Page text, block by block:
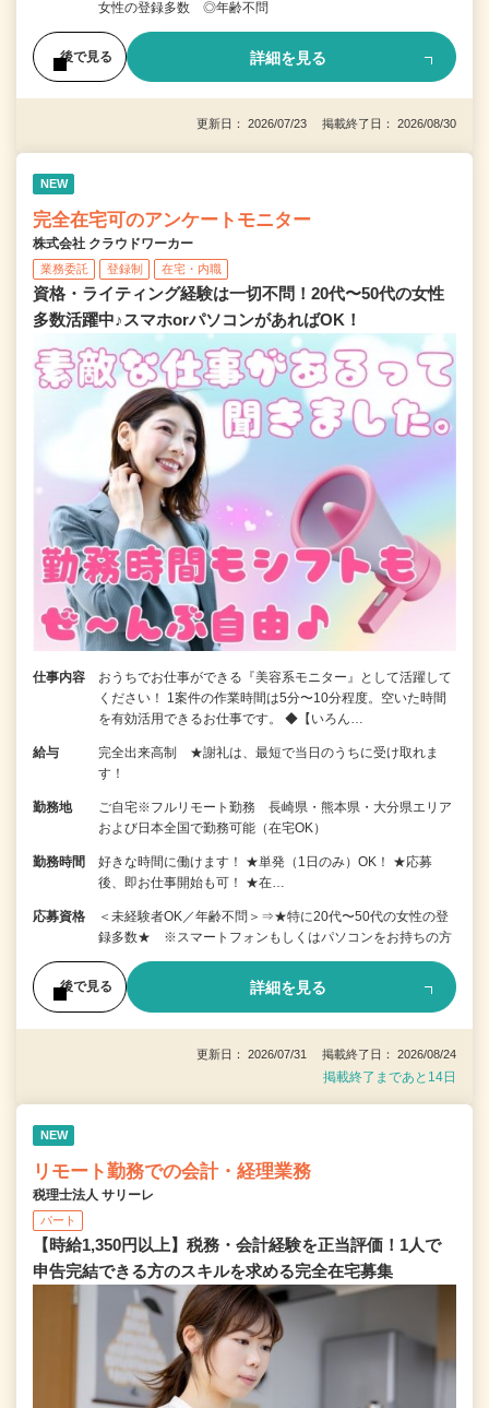
女性の登録多数 ◎年齢不問
後で見る 詳細を見る
更新日： 2026/07/23 掲載終了日： 2026/08/30
NEW
完全在宅可のアンケートモニター
株式会社 クラウドワーカー
業務委託 登録制 在宅・内職
資格・ライティング経験は一切不問！20代〜50代の女性
多数活躍中♪スマホorパソコンがあればOK！
仕事内容
おうちでお仕事ができる『美容系モニター』として活躍して
ください！ 1案件の作業時間は5分〜10分程度。空いた時間
を有効活用できるお仕事です。 ◆【いろん…
給与
完全出来高制 ★謝礼は、最短で当日のうちに受け取れま
す！
勤務地
ご自宅※フルリモート勤務 長崎県・熊本県・大分県エリア
および日本全国で勤務可能（在宅OK）
勤務時間
好きな時間に働けます！ ★単発（1日のみ）OK！ ★応募
後、即お仕事開始も可！ ★在…
応募資格
＜未経験者OK／年齢不問＞⇒★特に20代〜50代の女性の登
録多数★ ※スマートフォンもしくはパソコンをお持ちの方
後で見る 詳細を見る
更新日： 2026/07/31 掲載終了日： 2026/08/24
掲載終了まであと14日
NEW
リモート勤務での会計・経理業務
税理士法人 サリーレ
パート
【時給1,350円以上】税務・会計経験を正当評価！1⼈で
申告完結できる⽅のスキルを求める完全在宅募集